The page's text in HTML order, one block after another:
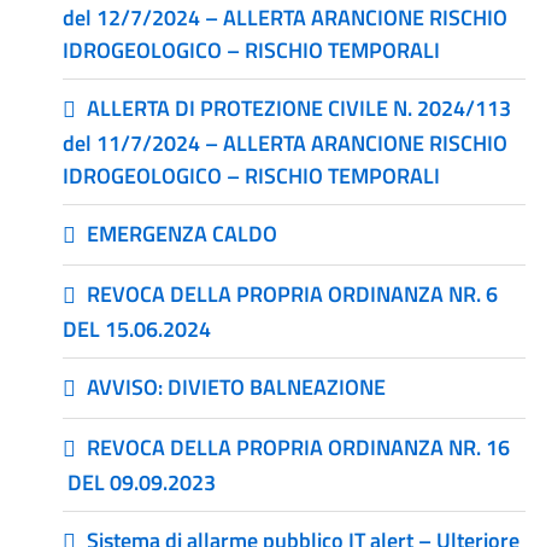
del 12/7/2024 – ALLERTA ARANCIONE RISCHIO
IDROGEOLOGICO – RISCHIO TEMPORALI
ALLERTA DI PROTEZIONE CIVILE N. 2024/113
del 11/7/2024 – ALLERTA ARANCIONE RISCHIO
IDROGEOLOGICO – RISCHIO TEMPORALI
EMERGENZA CALDO
REVOCA DELLA PROPRIA ORDINANZA NR. 6
DEL 15.06.2024
AVVISO: DIVIETO BALNEAZIONE
REVOCA DELLA PROPRIA ORDINANZA NR. 16
DEL 09.09.2023
Sistema di allarme pubblico IT alert – Ulteriore